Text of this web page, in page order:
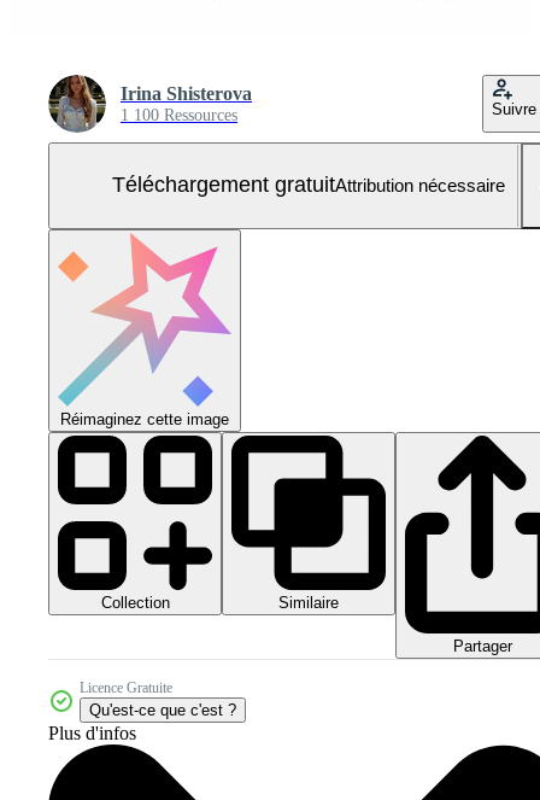
Irina Shisterova
1 100 Ressources Suivre
Téléchargement gratuitAttribution nécessaire
Réimaginez cette image
Collection Similaire
Partager
Licence Gratuite
Qu'est-ce que c'est ?
Plus d'infos